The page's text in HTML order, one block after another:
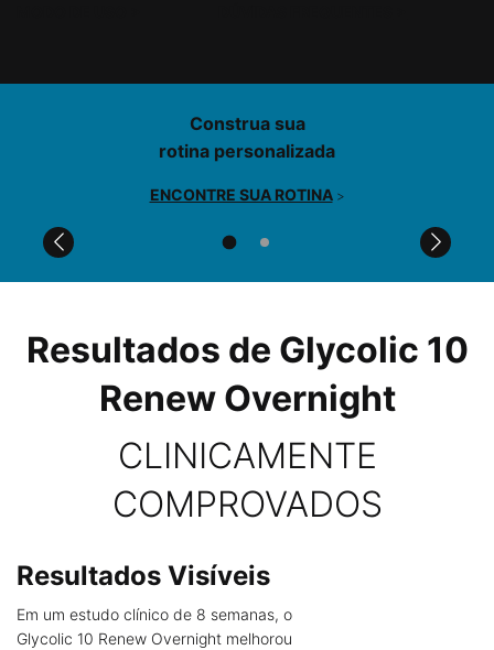
Construa sua
rotina personalizada
ENCONTRE SUA ROTINA>
Resultados de Glycolic 10
Renew Overnight
CLINICAMENTE
COMPROVADOS
Resultados Visíveis
Em um estudo clínico de 8 semanas, o
Glycolic 10 Renew Overnight melhorou